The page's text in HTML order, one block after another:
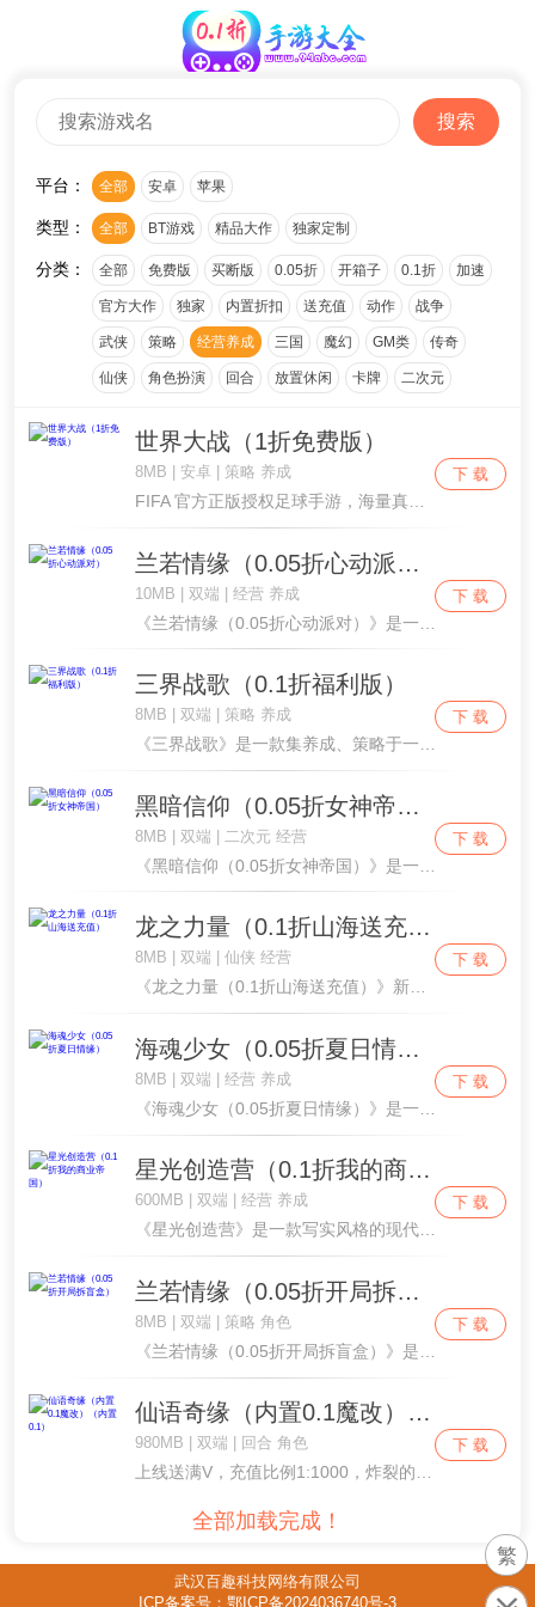
搜索
平台： 全部 安卓 苹果
类型： 全部 BT游戏 精品大作 独家定制
分类： 全部 免费版 买断版 0.05折 开箱子 0.1折 加速
官方大作 独家 内置折扣 送充值 动作 战争
武侠 策略 经营养成 三国 魔幻 GM类 传奇
仙侠 角色扮演 回合 放置休闲 卡牌 二次元
世界大战（1折免费版）
8MB | 安卓 | 策略 养成 下 载
兰若情缘（0.05折心动派对）
10MB | 双端 | 经营 养成 下 载
三界战歌（0.1折福利版）
8MB | 双端 | 策略 养成 下 载
黑暗信仰（0.05折女神帝国）
8MB | 双端 | 二次元 经营 下 载
龙之力量（0.1折山海送充值）
8MB | 双端 | 仙侠 经营 下 载
海魂少女（0.05折夏日情缘）
8MB | 双端 | 经营 养成 下 载
星光创造营（0.1折我的商业帝国）
600MB | 双端 | 经营 养成
《星光创造营》是一款写实风格的现代商战模拟经营游戏，在游戏里你需要扮演一名身无分文缺拥有超强商业思维的普通人，从创立公司开始，培养员工人才，经历各种商业考验，通过自我提升和重重努力，最终坐拥豪车美女，逆袭成为富豪总裁的励志故事。经典的游戏题....
下 载
兰若情缘（0.05折开局拆盲盒）
8MB | 双端 | 策略 角色 下 载
仙语奇缘（内置0.1魔改）（内置0.1）
980MB | 双端 | 回合 角色
上线送满V，充值比例1:1000，炸裂的技能效果《仙语奇缘》是一款全新回合制手游，高深度的宠物养成玩法，多变的技能搭配套路，丰富的活动玩法，这些一样都不少。同时和传统回合制游戏不同的是，游戏超变态的数值系统，无限赠送的游戏货币，超高的物品奖....
下 载
全部加载完成！
繁
武汉百趣科技网络有限公司
ICP备案号：鄂ICP备2024036740号-3